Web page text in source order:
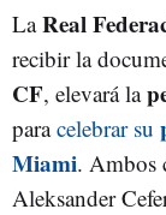
LaReal
recibir la
CF, elevará la
paracelebrar su
Miami. Ambos
Aleksander